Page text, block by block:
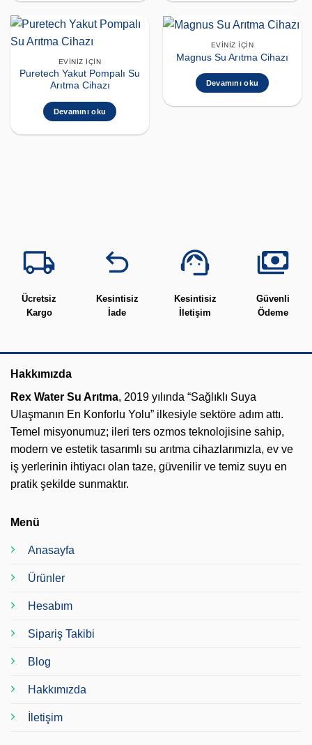
EVINIZ İÇIN
Puretech Yakut Pompalı Su
Arıtma Cihazı
Devamını oku
EVINIZ İÇIN
Magnus Su Arıtma Cihazı
Devamını oku
Ücretsiz
Kargo
Kesintisiz
İade
Kesintisiz
İletişim
Güvenli
Ödeme
Hakkımızda
Rex Water Su Arıtma, 2019 yılında “Sağlıklı Suya
Ulaşmanın En Konforlu Yolu” ilkesiyle sektöre adım attı.
Temel misyonumuz; ileri ters ozmos teknolojisine sahip,
modern ve estetik tasarımlı su arıtma cihazlarımızla, ev ve
iş yerlerinin ihtiyacı olan taze, güvenilir ve temiz suyu en
pratik şekilde sunmaktır.
Menü
Anasayfa
Ürünler
Hesabım
Sipariş Takibi
Blog
Hakkımızda
İletişim